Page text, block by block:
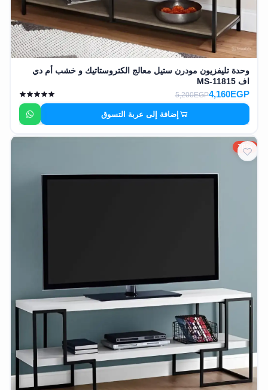
وحدة تليفزيون مودرن ستيل معالج الكتروستاتيك و خشب أم دي
اف MS-11815
4,160EGP
5,200EGP
إضافة إلى عربة التسوق
20%